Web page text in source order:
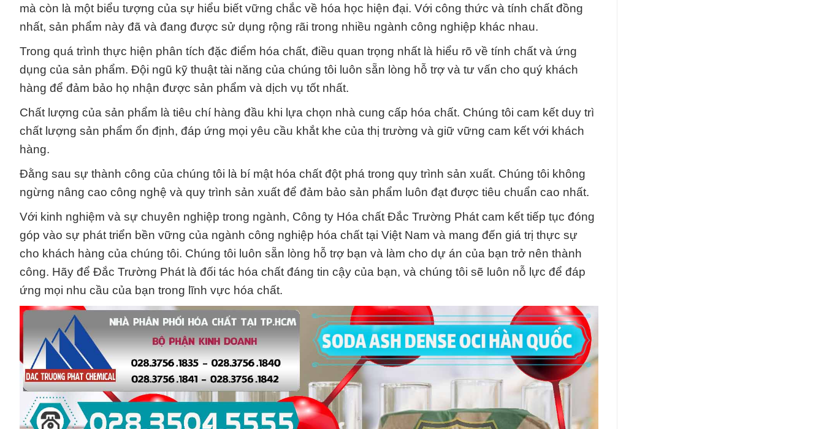
mà còn là một biểu tượng của sự hiểu biết vững chắc về hóa học hiện đại. Với công thức và tính chất đồng
nhất, sản phẩm này đã và đang được sử dụng rộng rãi trong nhiều ngành công nghiệp khác nhau.
Trong quá trình thực hiện phân tích đặc điểm hóa chất, điều quan trọng nhất là hiểu rõ về tính chất và ứng
dụng của sản phẩm. Đội ngũ kỹ thuật tài năng của chúng tôi luôn sẵn lòng hỗ trợ và tư vấn cho quý khách
hàng để đảm bảo họ nhận được sản phẩm và dịch vụ tốt nhất.
Chất lượng của sản phẩm là tiêu chí hàng đầu khi lựa chọn nhà cung cấp hóa chất. Chúng tôi cam kết duy trì
chất lượng sản phẩm ổn định, đáp ứng mọi yêu cầu khắt khe của thị trường và giữ vững cam kết với khách
hàng.
Đằng sau sự thành công của chúng tôi là bí mật hóa chất đột phá trong quy trình sản xuất. Chúng tôi không
ngừng nâng cao công nghệ và quy trình sản xuất để đảm bảo sản phẩm luôn đạt được tiêu chuẩn cao nhất.
Với kinh nghiệm và sự chuyên nghiệp trong ngành, Công ty Hóa chất Đắc Trường Phát cam kết tiếp tục đóng
góp vào sự phát triển bền vững của ngành công nghiệp hóa chất tại Việt Nam và mang đến giá trị thực sự
cho khách hàng của chúng tôi. Chúng tôi luôn sẵn lòng hỗ trợ bạn và làm cho dự án của bạn trở nên thành
công. Hãy để Đắc Trường Phát là đối tác hóa chất đáng tin cậy của bạn, và chúng tôi sẽ luôn nỗ lực để đáp
ứng mọi nhu cầu của bạn trong lĩnh vực hóa chất.